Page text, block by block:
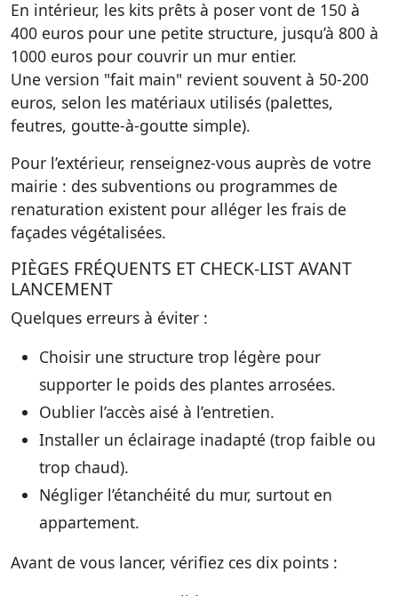
En intérieur, les kits prêts à poser vont de 150 à
400 euros pour une petite structure, jusqu’à 800 à
1000 euros pour couvrir un mur entier.
Une version "fait main" revient souvent à 50-200
euros, selon les matériaux utilisés (palettes,
feutres, goutte-à-goutte simple).
Pour l’extérieur, renseignez-vous auprès de votre
mairie : des subventions ou programmes de
renaturation existent pour alléger les frais de
façades végétalisées.
PIÈGES FRÉQUENTS ET CHECK-LIST AVANT
LANCEMENT
Quelques erreurs à éviter :
Choisir une structure trop légère pour
supporter le poids des plantes arrosées.
Oublier l’accès aisé à l’entretien.
Installer un éclairage inadapté (trop faible ou
trop chaud).
Négliger l’étanchéité du mur, surtout en
appartement.
Avant de vous lancer, vérifiez ces dix points :